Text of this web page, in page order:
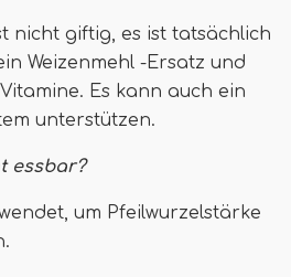
nicht giftig, es ist tatsächlich
Weizenmehl -Ersatz und
Es kann auch ein
unterstützen.
essbar?
um Pfeilwurzelstärke